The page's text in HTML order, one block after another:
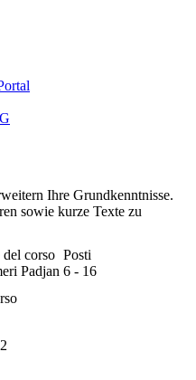
Ihre Grundkenntnisse.
sowie kurze Texte zu
del corso
Padjan
Posti
6 - 16